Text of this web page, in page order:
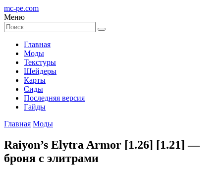
mc-pe.com
Меню
Главная
Моды
Текстуры
Шейдеры
Карты
Сиды
Последняя версия
Гайды
Главная Моды
Raiyon’s Elytra Armor [1.26] [1.21] —
броня с элитрами